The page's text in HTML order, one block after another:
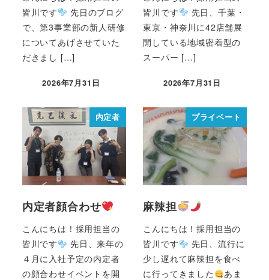
皆川です
先日のブログ
で、第3事業部の新人研修
についてあげさせていた
だきまし […]
2026年7月31日
皆川です
先日、千葉・
東京・神奈川に42店舗展
開している地域密着型の
スーパー […]
2026年7月31日
内定者
内定者顔合わせ
こんにちは！採用担当の
皆川です
先日、来年の
４月に入社予定の内定者
の顔合わせイベントを開
プライベート
麻辣担
こんにちは！採用担当の
皆川です
先日、流行に
少し遅れて麻辣担を食べ
に行ってきました
あま